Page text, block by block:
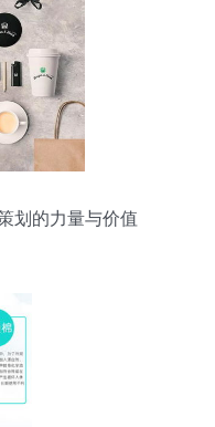
划的力量与价值